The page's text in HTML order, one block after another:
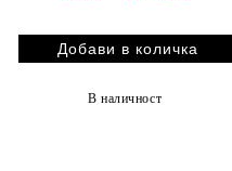
В наличност